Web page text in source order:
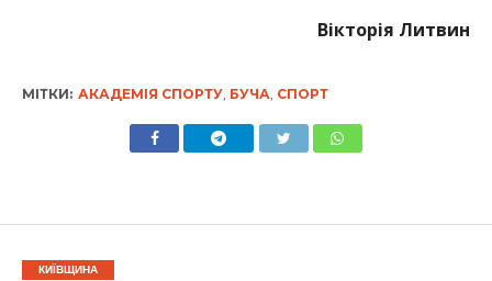
Вікторія Литвин
МІТКИ: АКАДЕМІЯ СПОРТУ, БУЧА СПОРТ
КИЇВЩИНА